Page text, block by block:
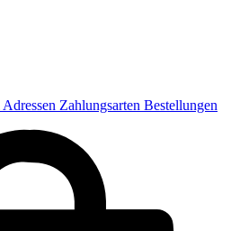
Adressen Zahlungsarten Bestellungen